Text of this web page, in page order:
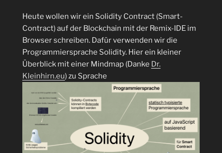
Heute wollen wir ein Solidity Contract (Smart-
Contract) auf der Blockchain mit der Remix-IDE im
Browser schreiben. Dafür verwenden wir die
Programmiersprache Solidity. Hier ein kleiner
Überblick mit einer Mindmap (Danke Dr.
Kleinhirn.eu) zu Sprache